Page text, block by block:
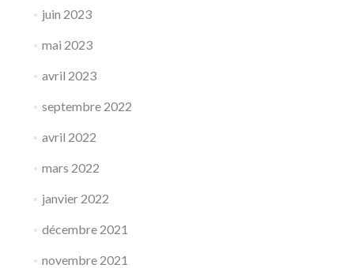
juin 2023
mai 2023
avril 2023
septembre 2022
avril 2022
mars 2022
janvier 2022
décembre 2021
novembre 2021